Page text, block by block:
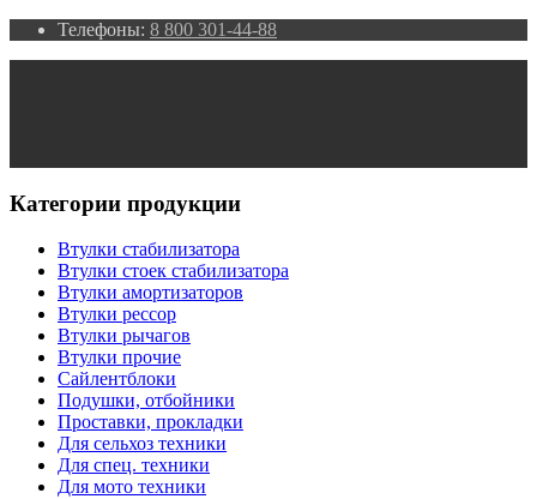
Телефоны: 8 800 301-44-88
Категории продукции
Втулки стабилизатора
Втулки стоек стабилизатора
Втулки амортизаторов
Втулки рессор
Втулки рычагов
Втулки прочие
Сайлентблоки
Подушки, отбойники
Проставки, прокладки
Для сельхоз техники
Для спец. техники
Для мото техники